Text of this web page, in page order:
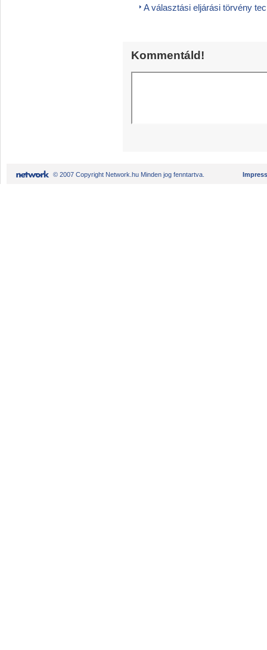
A választási eljárási törvény
Kommentáld!
© 2007 Copyright Network.hu Minden jog fenntartva.